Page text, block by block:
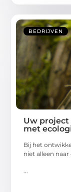
BEDRIJVEN
Uw
met
Bij het
niet alleen